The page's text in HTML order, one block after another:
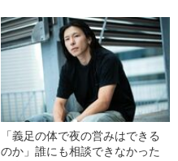
「義足の体で夜の営みはできる
のか」誰にも相談できなかった